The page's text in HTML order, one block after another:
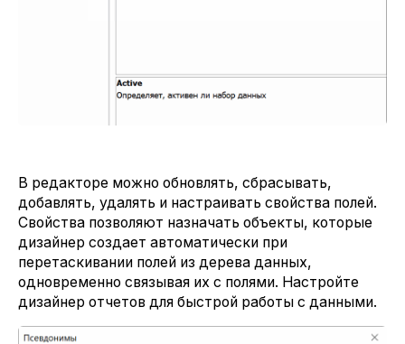
В редакторе можно обновлять, сбрасывать,
добавлять, удалять и настраивать свойства полей.
Свойства позволяют назначать объекты, которые
дизайнер создает автоматически при
перетаскивании полей из дерева данных,
одновременно связывая их с полями. Настройте
дизайнер отчетов для быстрой работы с данными.